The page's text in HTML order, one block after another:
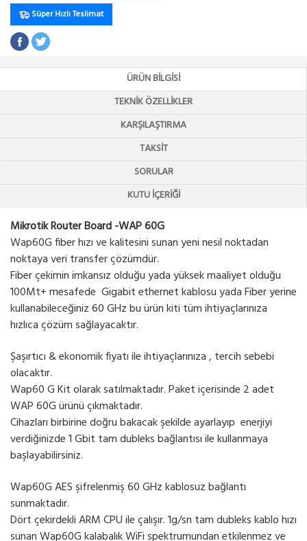
Süper Hızlı Teslimat
ÜRÜN BILGISI
TEKNIK ÖZELLIKLER
KARŞILAŞTIRMA
TAKSIT
SORULAR
KUTU İÇERIĞI
Mikrotik Router Board -WAP 60G
Wap60G fiber hızı ve kalitesini sunan yeni nesil noktadan
noktaya veri transfer çözümdür.
Fiber çekimin imkansız olduğu yada yüksek maaliyet olduğu
100Mt+ mesafede Gigabit ethernet kablosu yada Fiber yerine
kullanabileceğiniz 60 GHz bu ürün kiti tüm ihtiyaçlarınıza
hızlıca çözüm sağlayacaktır.
Şaşırtıcı & ekonomik fiyatı ile ihtiyaçlarınıza , tercih sebebi
olacaktır.
Wap60 G Kit olarak satılmaktadır. Paket içerisinde 2 adet
WAP 60G ürünü çıkmaktadır.
Cihazları birbirine doğru bakacak şekilde ayarlayıp enerjiyi
verdiğinizde 1 Gbit tam dubleks bağlantısı ile kullanmaya
başlayabilirsiniz.
Wap60G AES şifrelenmiş 60 GHz kablosuz bağlantı
sunmaktadır.
Dört çekirdekli ARM CPU ile çalışır. 1g/sn tam dubleks kablo hızı
sunan Wap60G kalabalık WiFi spektrumundan etkilenmez ve